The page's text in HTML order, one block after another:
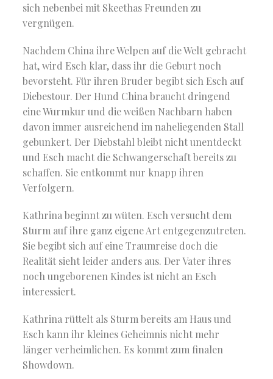
sich nebenbei mit Skeethas Freunden zu
vergnügen.
Nachdem China ihre Welpen auf die Welt gebracht
hat, wird Esch klar, dass ihr die Geburt noch
bevorsteht. Für ihren Bruder begibt sich Esch auf
Diebestour. Der Hund China braucht dringend
eine Wurmkur und die weißen Nachbarn haben
davon immer ausreichend im naheliegenden Stall
gebunkert. Der Diebstahl bleibt nicht unentdeckt
und Esch macht die Schwangerschaft bereits zu
schaffen. Sie entkommt nur knapp ihren
Verfolgern.
Kathrina beginnt zu wüten. Esch versucht dem
Sturm auf ihre ganz eigene Art entgegenzutreten.
Sie begibt sich auf eine Traumreise doch die
Realität sieht leider anders aus. Der Vater ihres
noch ungeborenen Kindes ist nicht an Esch
interessiert.
Kathrina rüttelt als Sturm bereits am Haus und
Esch kann ihr kleines Geheimnis nicht mehr
länger verheimlichen. Es kommt zum finalen
Showdown.